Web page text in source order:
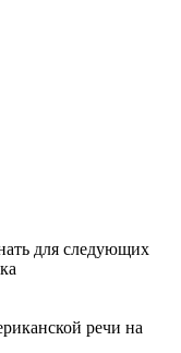
для следующих
речи на